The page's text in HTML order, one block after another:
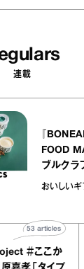
連載
『
ブ
｜
おい
ここか
articles